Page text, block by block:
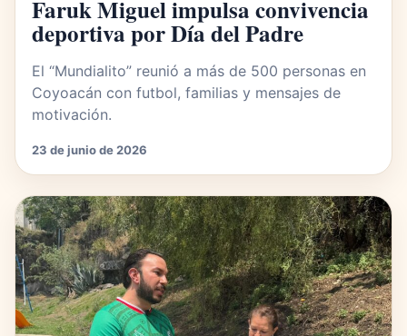
Faruk Miguel impulsa convivencia
deportiva por Día del Padre
El “Mundialito” reunió a más de 500 personas en
Coyoacán con futbol, familias y mensajes de
motivación.
23 de junio de 2026